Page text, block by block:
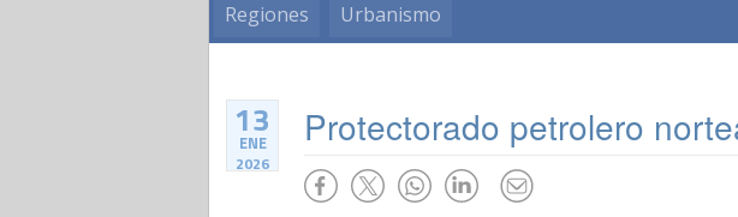
Regiones
Urbanismo
13
ENE
2026
Protectorado petrolero